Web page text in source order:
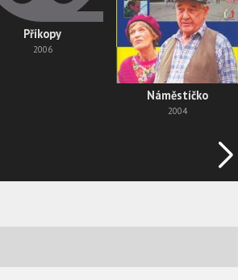
Příkopy
2006
Náměstíčko
2004